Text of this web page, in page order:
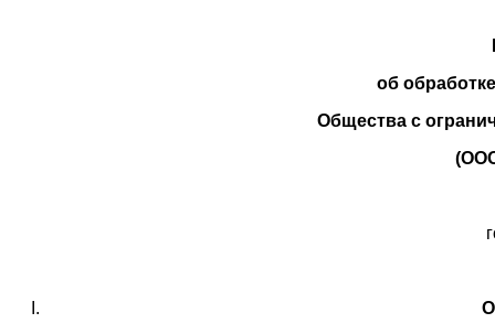
об
Общества с